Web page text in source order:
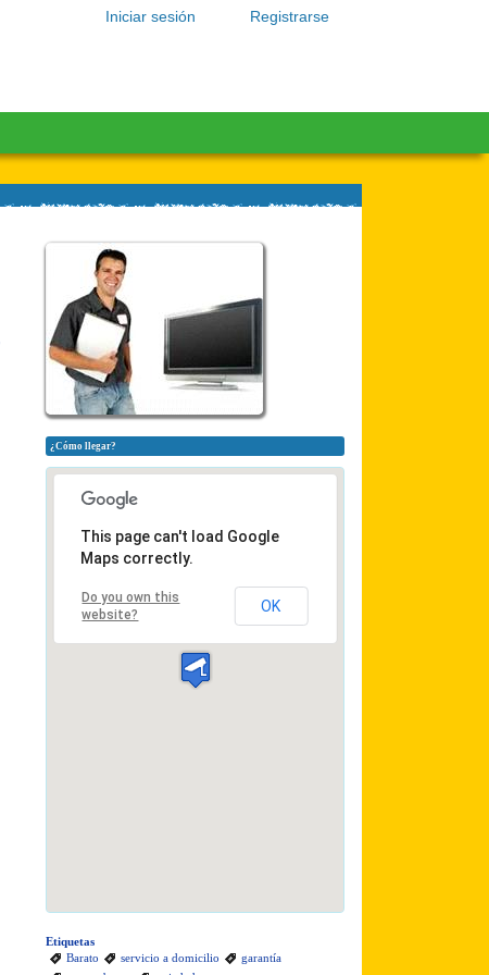
Registrarse
Iniciar sesión
¿Cómo llegar?
This page can't load Google
Maps correctly.
Do you own this
website?
OK
Etiquetas
Barato
servicio a domicilio
garantía